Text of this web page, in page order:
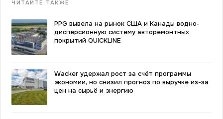
ЧИТАЙТЕ ТАКЖЕ
PPG вывела на рынок США и Канады водно-
дисперсионную систему авторемонтных
покрытий QUICKLINE
Wacker удержал рост за счёт программы
экономии, но снизил прогноз по выручке из-за
цен на сырьё и энергию